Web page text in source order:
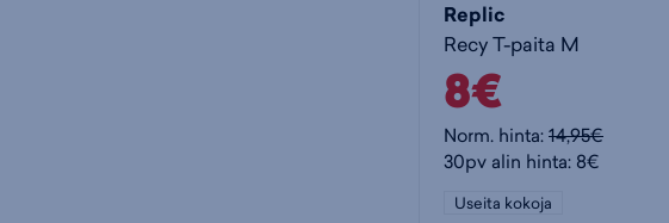
Replic
Recy T-paita M
8€
Norm. hinta:14,95€
30pv alin hinta: 8€
Useita kokoja